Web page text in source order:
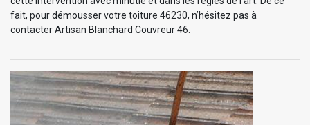
fait, pour démousser votre toiture 46230, n’hésitez pas à
contacter Artisan Blanchard Couvreur 46.